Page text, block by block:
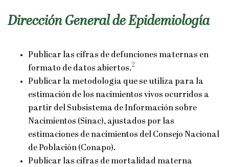
Dirección General de Epidemiología
Publicar las cifras de defunciones maternas en
formato de datos abiertos.2
Publicar la metodología que se utiliza para la
estimación de los nacimientos vivos ocurridos a
partir del Subsistema de Información sobre
Nacimientos (Sinac), ajustados por las
estimaciones de nacimientos del Consejo Nacional
de Población (Conapo).
Publicar las cifras de mortalidad materna